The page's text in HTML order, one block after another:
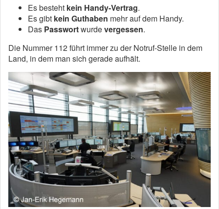
Es besteht kein Handy-Vertrag.
Es gibt kein Guthaben mehr auf dem Handy.
Das Passwortwurdevergessen.
Die Nummer 112 führt immer zu der Notruf-Stelle in dem
Land, in dem man sich gerade aufhält.